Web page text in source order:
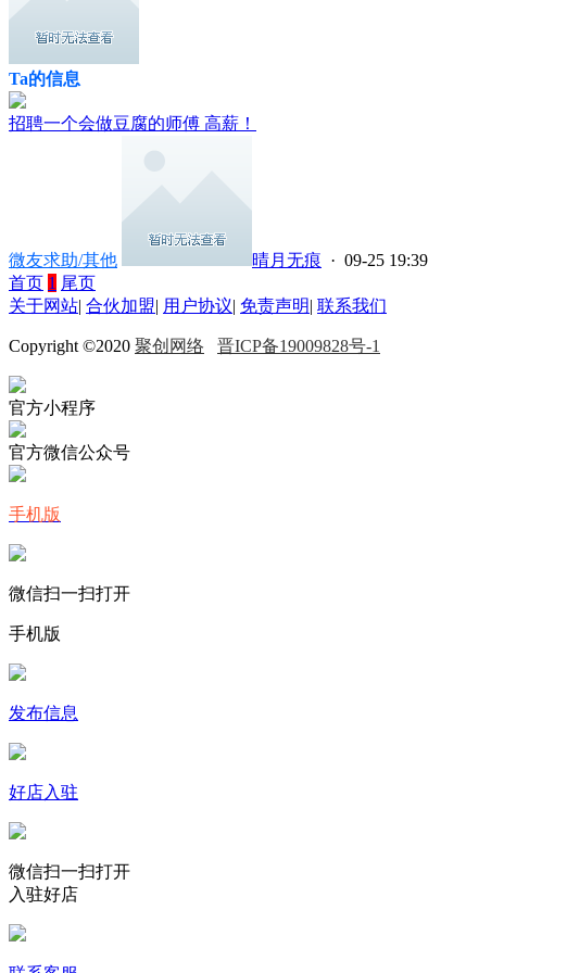
Ta的信息
招聘一个会做豆腐的师傅 高薪！
微友求助/其他 晴月无痕 · 09-25 19:39
首页 1 尾页
关于网站| 合伙加盟| 用户协议| 免责声明| 联系我们
Copyright ©2020 聚创网络 晋ICP备19009828号-1
官方小程序
官方微信公众号
手机版
微信扫一扫打开
手机版
发布信息
好店入驻
微信扫一扫打开
入驻好店